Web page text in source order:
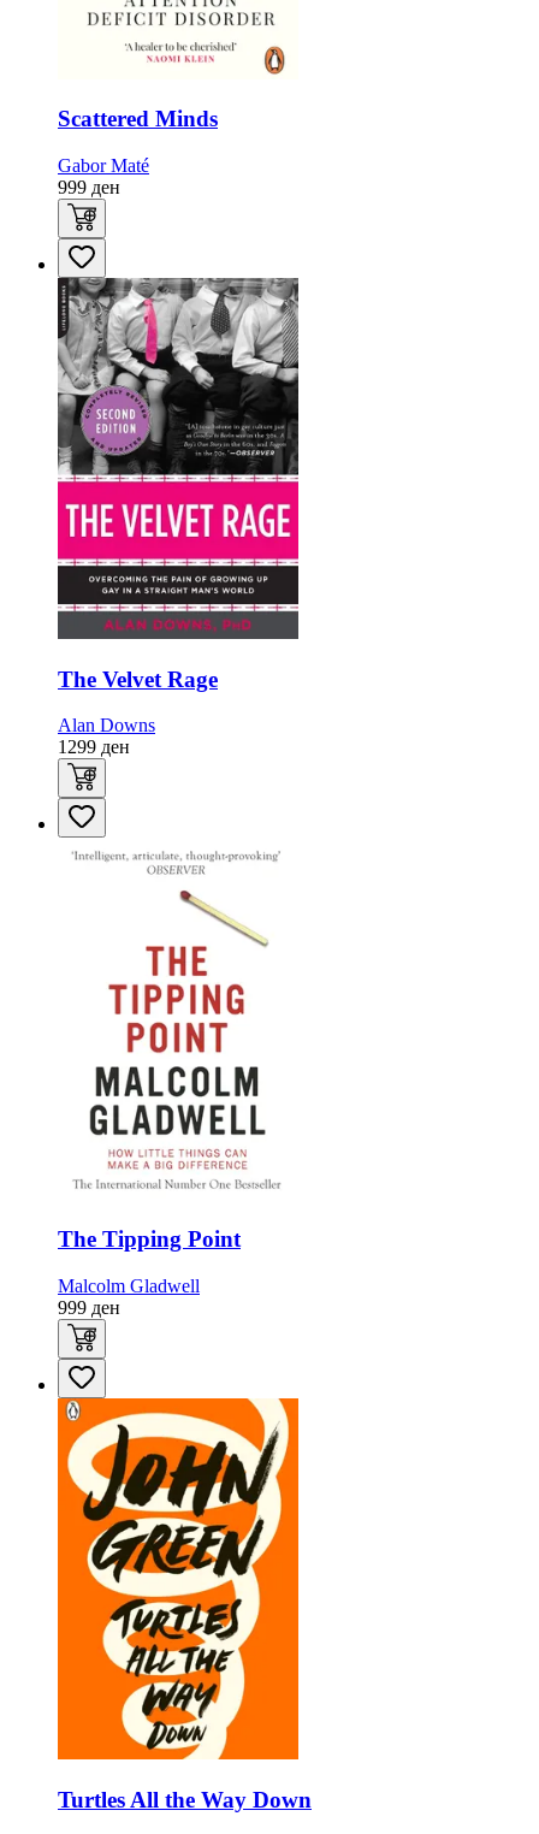
Scattered Minds
Gabor Maté
999 ден
The Velvet Rage
Alan Downs
1299 ден
The Tipping Point
Malcolm Gladwell
999 ден
Turtles All the Way Down